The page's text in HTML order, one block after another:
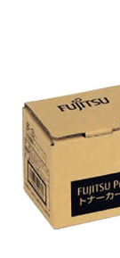
リコー
OKI
富士フイルムBI
NEC